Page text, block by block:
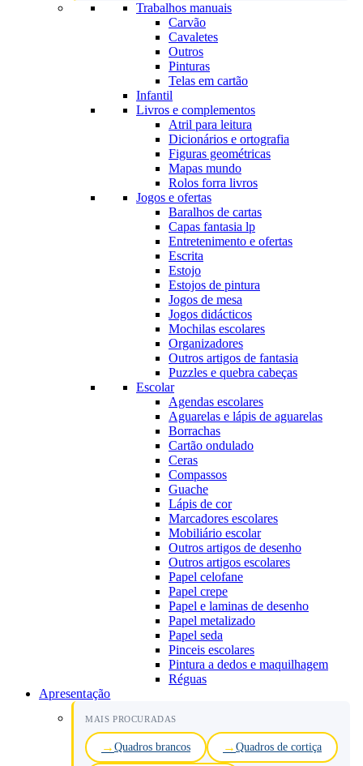
Trabalhos manuais
Carvão
Cavaletes
Outros
Pinturas
Telas em cartão
Infantil
Livros e complementos
Atril para leitura
Dicionários e ortografia
Figuras geométricas
Mapas mundo
Rolos forra livros
Jogos e ofertas
Baralhos de cartas
Capas fantasia lp
Entretenimento e ofertas
Escrita
Estojo
Estojos de pintura
Jogos de mesa
Jogos didácticos
Mochilas escolares
Organizadores
Outros artigos de fantasia
Puzzles e quebra cabeças
Escolar
Agendas escolares
Aguarelas e lápis de aguarelas
Borrachas
Cartão ondulado
Ceras
Compassos
Guache
Lápis de cor
Marcadores escolares
Mobiliário escolar
Outros artigos de desenho
Outros artigos escolares
Papel celofane
Papel crepe
Papel e laminas de desenho
Papel metalizado
Papel seda
Pinceis escolares
Pintura a dedos e maquilhagem
Réguas
Apresentação
MAIS PROCURADAS
Quadros brancos Quadros de cortiça